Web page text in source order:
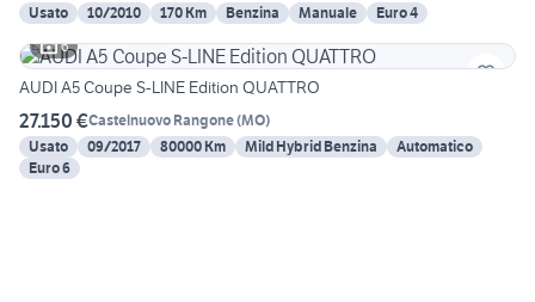
Usato
10/2010 170 Km Benzina Manuale
Euro 4
6
AUDI A5 Coupe S-LINE Edition QUATTRO
27.150 €Castelnuovo Rangone(MO)
Usato
09/2017 80000 Km Mild Hybrid Benzina
Automatico
Euro 6